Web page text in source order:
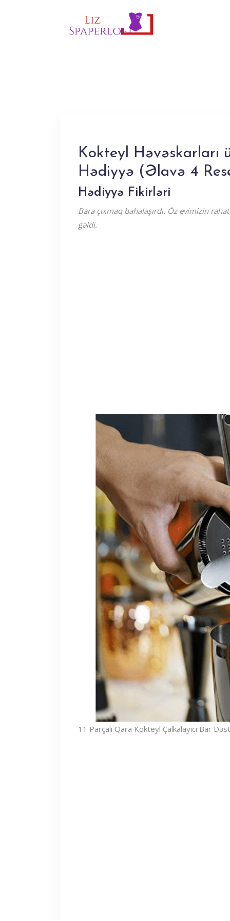
Kokteyl Həvəskarları
Hədiyyə (Əlavə 4
Hədiyyə Fikirləri
Bara çıxmaq bahalaşırdı. Öz evimizin
gəldi.
11 Parçalı Qara Kokteyl Çalkalayıcı Bar